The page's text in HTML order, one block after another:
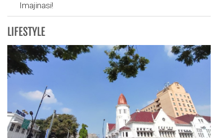
Imajinasi!
LIFESTYLE